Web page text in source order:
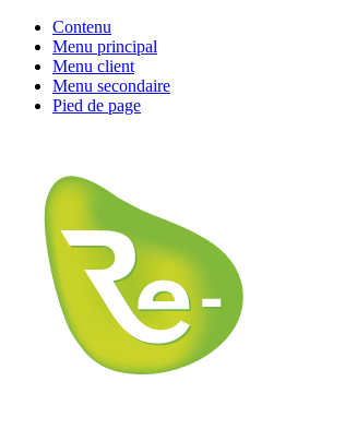
Contenu
Menu principal
Menu client
Menu secondaire
Pied de page